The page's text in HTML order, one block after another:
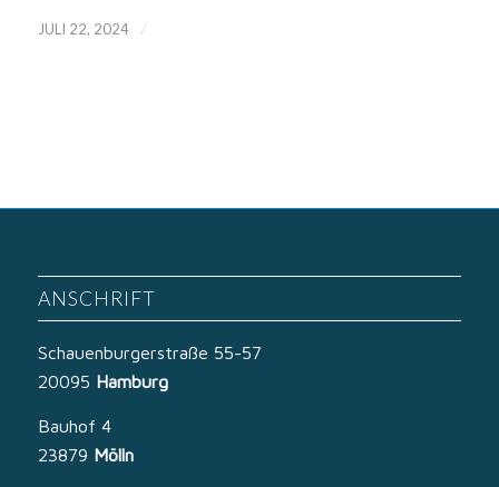
JULI 22, 2024 /
ANSCHRIFT
Schauenburgerstraße 55-57
20095 Hamburg
Bauhof 4
23879 Mölln